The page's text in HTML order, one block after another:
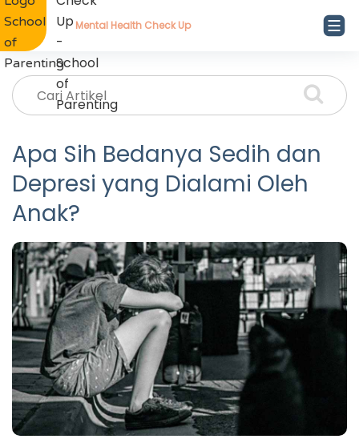
Mental Health Check Up
Apa Sih Bedanya Sedih dan
Depresi yang Dialami Oleh
Anak?